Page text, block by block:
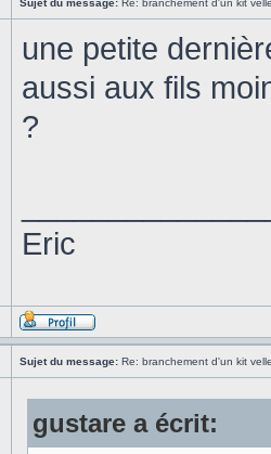
Sujet du message: Re: branchement d'un kit
une petite
aussi aux fils
?
Eric
Sujet du message: Re: branchement d'un kit
gustare a écrit: